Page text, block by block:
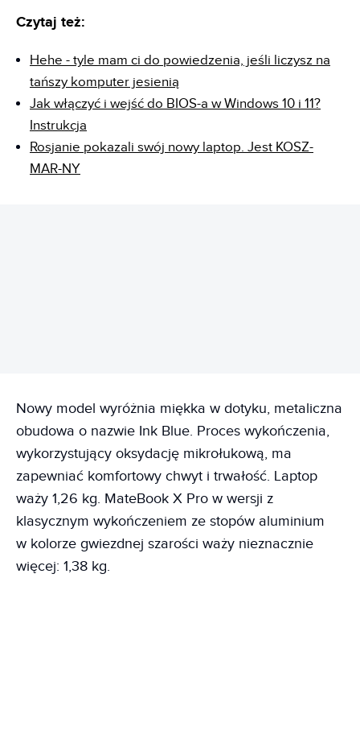
Czytaj też:
Hehe - tyle mam ci do powiedzenia, jeśli liczysz na
tańszy komputer jesienią
Jak włączyć i wejść do BIOS-a w Windows 10 i 11?
Instrukcja
Rosjanie pokazali swój nowy laptop. Jest KOSZ-
MAR-NY
Nowy model wyróżnia miękka w dotyku, metaliczna
obudowa o nazwie Ink Blue. Proces wykończenia,
wykorzystujący oksydację mikrołukową, ma
zapewniać komfortowy chwyt i trwałość. Laptop
waży 1,26 kg. MateBook X Pro w wersji z
klasycznym wykończeniem ze stopów aluminium
w kolorze gwiezdnej szarości waży nieznacznie
więcej: 1,38 kg.